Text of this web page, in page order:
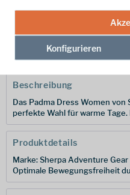
Hersteller-Nr.:
Beschreibung
Das Padma Dress Women
perfekte Wahl für warme Tage.
Produktdetails
Marke: Sherpa Adventure
Optimale Bewegungsfreiheit
Konfigurieren